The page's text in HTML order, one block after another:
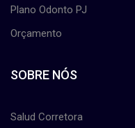
Plano Odonto PJ
Orçamento
SOBRE NÓS
Salud Corretora